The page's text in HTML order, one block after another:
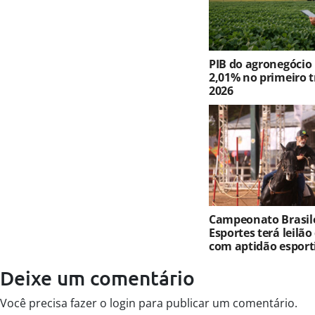
PIB do
2,01% no primeiro
2026
Campeonato
Esportes terá leilão
com aptidão
Deixe um comentário
Você precisa fazer o login para publicar um comentário.